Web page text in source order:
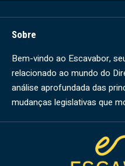
Sobre
Bem-vindo ao Escavabor,
relacionado ao mundo do
análise aprofundada das
mudanças legislativas que